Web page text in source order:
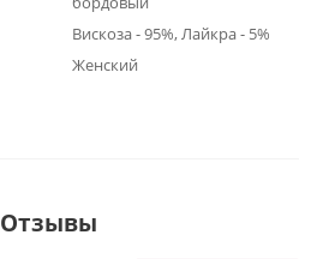
Вискоза - 95%, Лайкра - 5%
Женский
Отзывы